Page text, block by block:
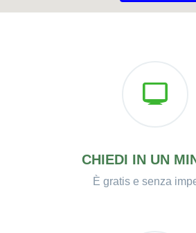
CHIEDI IN UN
È gratis e senza